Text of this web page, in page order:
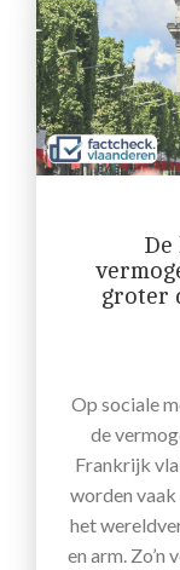
groter
Op sociale
de
Frankrijk
worden
het
en arm.